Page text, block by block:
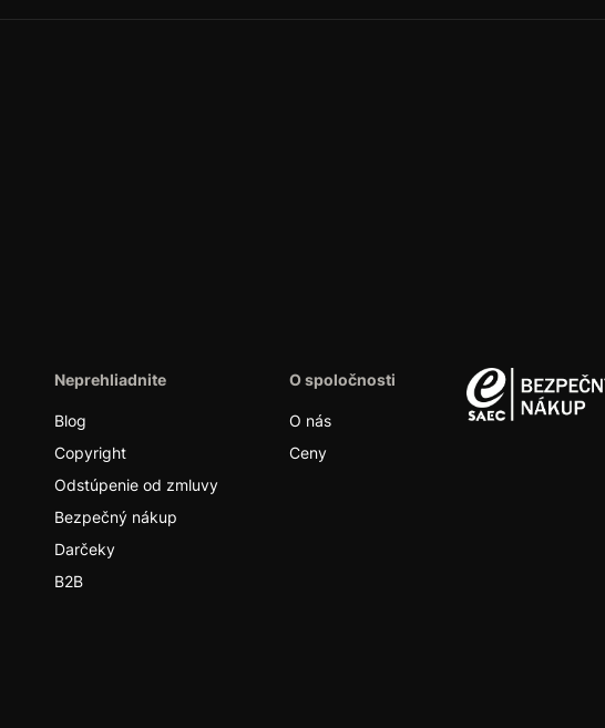
Neprehliadnite
Blog
Copyright
Odstúpenie od zmluvy
Bezpečný nákup
Darčeky
B2B
O spoločnosti
O nás
Ceny